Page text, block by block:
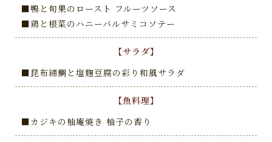
■鴨と旬果のロースト フルーツソース
■鶏と根菜のハニーバルサミコソテー
【サラダ】
■昆布締鯛と塩麴豆腐の彩り和風サラダ
【魚料理】
■カジキの柚庵焼き 柚子の香り